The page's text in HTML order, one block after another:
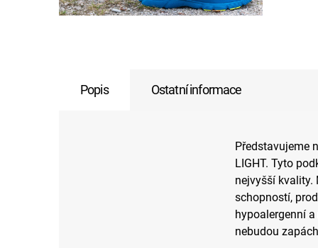
Popis Ostatní informace
Představujeme
LIGHT. Tyto
nejvyšší kvality.
schopností,
hypoalergenní
nebudou